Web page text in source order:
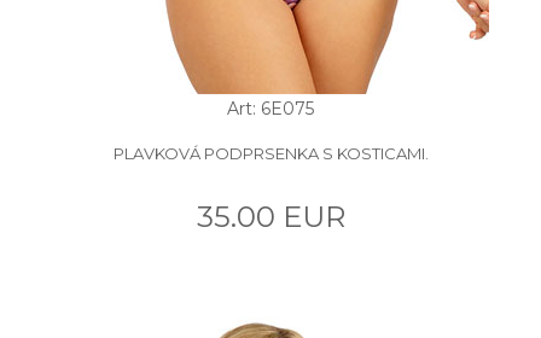
Art: 6E075
PLAVKOVÁ PODPRSENKA S KOSTICAMI.
35.00 EUR